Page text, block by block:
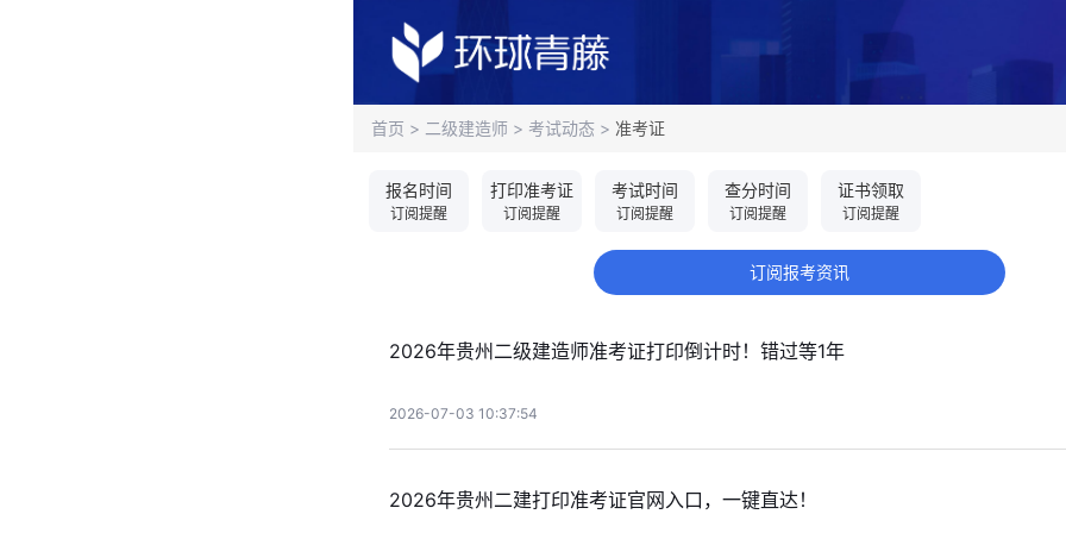
首页 > 二级建造师 > 考试动态 > 准考证
报名时间
订阅提醒
打印准考证
订阅提醒
考试时间
订阅提醒
查分时间
订阅提醒
证书领取
订阅提醒
订阅报考资讯
2026年贵州二级建造师准考证打印倒计时！错过等1年
2026-07-03 10:37:54
2026年贵州二建打印准考证官网入口，一键直达！